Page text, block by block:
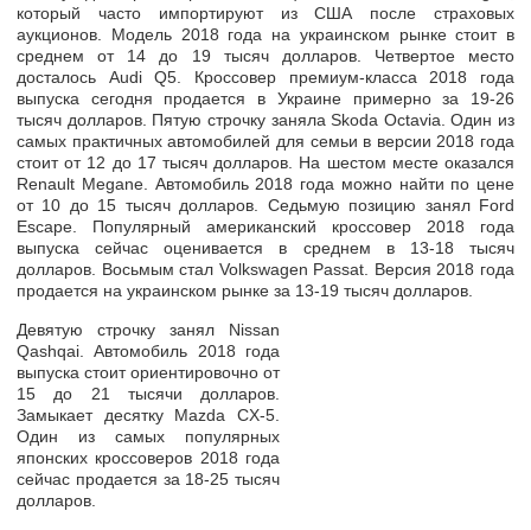
который часто импортируют из США после страховых
аукционов. Модель 2018 года на украинском рынке стоит в
среднем от 14 до 19 тысяч долларов. Четвертое место
досталось Audi Q5. Кроссовер премиум-класса 2018 года
выпуска сегодня продается в Украине примерно за 19-26
тысяч долларов. Пятую строчку занялаSkoda Octavia.Один из
самых практичных автомобилей для семьи в версии 2018 года
стоит от 12 до 17 тысяч долларов. На шестом месте оказался
Renault Megane. Автомобиль 2018 года можно найти по цене
от 10 до 15 тысяч долларов. Седьмую позицию занял Ford
Escape. Популярный американский кроссовер 2018 года
выпуска сейчас оценивается в среднем в13-18 тысяч
долларов. Восьмым стал Volkswagen Passat. Версия 2018 года
продается на украинском рынке за 13-19 тысяч долларов.
Девятую строчку занял Nissan
Qashqai.Автомобиль 2018 года
выпуска стоит ориентировочно от
15 до 21 тысячи долларов.
Замыкает десятку Mazda CX-5.
Один из самых популярных
японских кроссоверов 2018 года
сейчас продается за 18-25 тысяч
долларов.